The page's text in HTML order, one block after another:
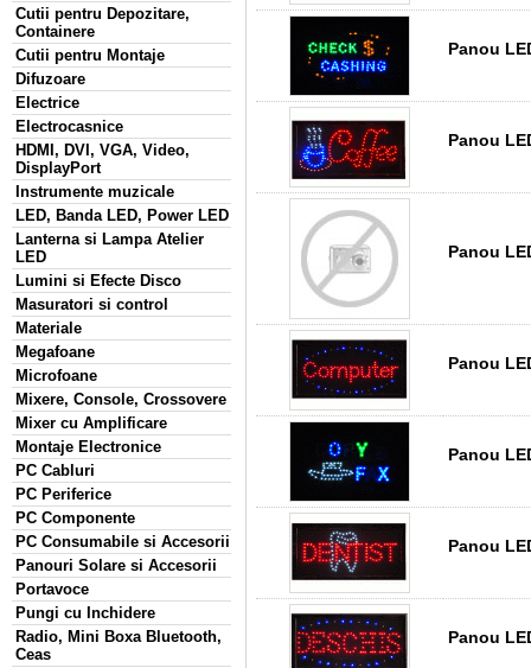
Cutii pentru Depozitare,
Containere
Cutii pentru Montaje
Difuzoare
Electrice
Electrocasnice
HDMI, DVI, VGA, Video,
DisplayPort
Instrumente muzicale
LED, Banda LED, Power LED
Lanterna si Lampa Atelier
LED
Lumini si Efecte Disco
Masuratori si control
Materiale
Megafoane
Microfoane
Mixere, Console, Crossovere
Mixer cu Amplificare
Montaje Electronice
PC Cabluri
PC Periferice
PC Componente
PC Consumabile si Accesorii
Panouri Solare si Accesorii
Portavoce
Pungi cu Inchidere
Radio, Mini Boxa Bluetooth,
Ceas
Panou
Panou
Panou
Panou
Panou
Panou
Panou